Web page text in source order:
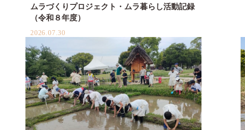
ムラづくりプロジェクト・ムラ暮らし活動記録
（令和８年度）
2026.07.30